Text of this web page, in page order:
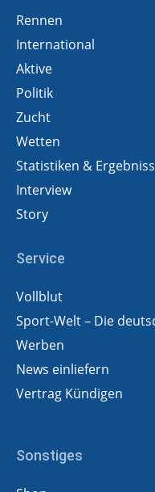
Rennen
International
Aktive
Politik
Zucht
Wetten
Statistiken &
Interview
Story
Service
Vollblut
Sport-Welt – Die
Werben
News einliefern
Vertrag Kündigen
Sonstiges